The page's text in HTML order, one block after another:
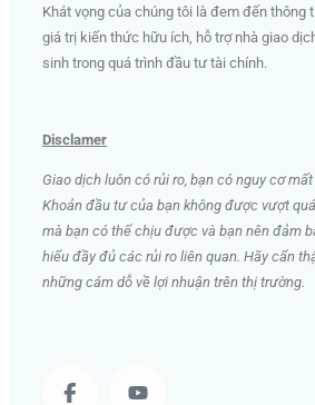
Khát vọng của chúng tôi là đem đến thông
giá trị kiến thức hữu ích, hỗ trợ nhà giao
sinh trong quá trình đầu tư tài chính.
Disclamer
Giao dịch luôn có rủi ro, bạn có nguy cơ
Khoản đầu tư của bạn không được vượt
mà bạn có thể chịu được và bạn nên đảm
hiểu đầy đủ các rủi ro liên quan. Hãy cẩn
những cám dỗ về lợi nhuận trên thị trường.